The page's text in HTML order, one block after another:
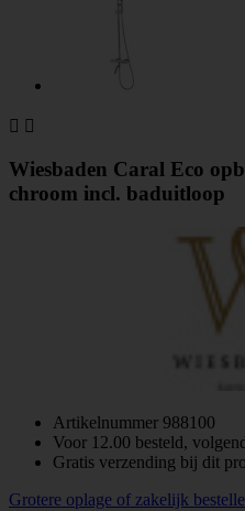
 
Wiesbaden Caral Eco
chroom incl. baduitloop
Artikelnummer 988100
Voor 12.00 besteld,
Gratis verzending bij dit
Grotere oplage of zakelijk